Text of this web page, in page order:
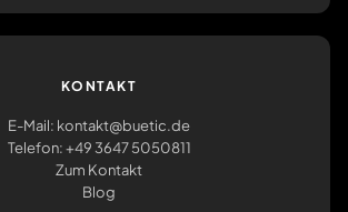
KONTAKT
E-Mail: kontakt@buetic.de
Telefon: +49 3647 5050811
Zum Kontakt
Blog